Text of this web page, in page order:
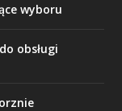
wyboru
obsługi